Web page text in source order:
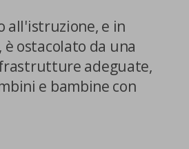
all'istruzione, e in
ostacolato da una
adeguate,
e bambine con